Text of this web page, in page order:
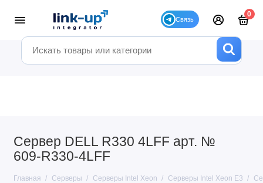
0
Сервер DELL R330 4LFF арт. №
609-R330-4LFF
Главная Серверы Серверы Intel Xeon Серверы Intel Xeon E3